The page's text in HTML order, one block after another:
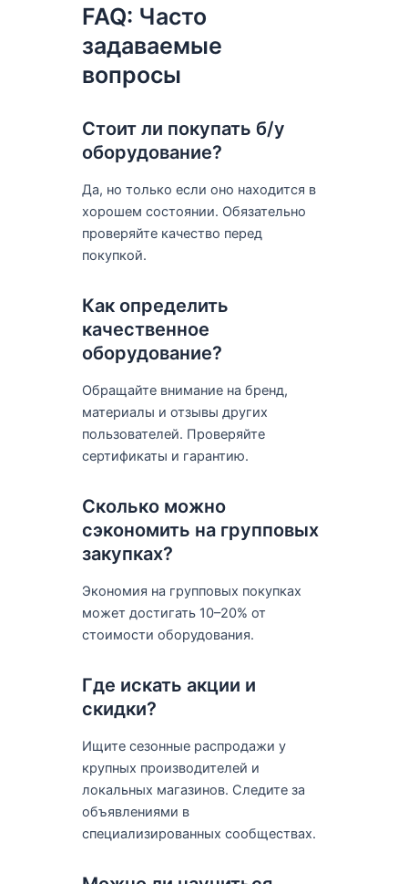
FAQ: Часто
задаваемые
вопросы
Стоит ли покупать б/у
оборудование?
Да, но только если оно находится в
хорошем состоянии. Обязательно
проверяйте качество перед
покупкой.
Как определить
качественное
оборудование?
Обращайте внимание на бренд,
материалы и отзывы других
пользователей. Проверяйте
сертификаты и гарантию.
Сколько можно
сэкономить на групповых
закупках?
Экономия на групповых покупках
может достигать 10–20% от
стоимости оборудования.
Где искать акции и
скидки?
Ищите сезонные распродажи у
крупных производителей и
локальных магазинов. Следите за
объявлениями в
специализированных сообществах.